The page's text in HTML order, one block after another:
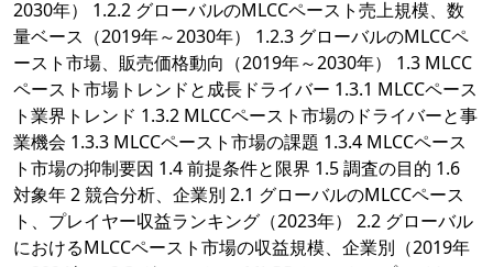
2030年） 1.2.2 グローバルのMLCCペースト売上規模、数
量ベース（2019年～2030年） 1.2.3 グローバルのMLCCペ
ースト市場、販売価格動向（2019年～2030年） 1.3 MLCC
ペースト市場トレンドと成長ドライバー 1.3.1 MLCCペース
ト業界トレンド 1.3.2 MLCCペースト市場のドライバーと事
業機会 1.3.3 MLCCペースト市場の課題 1.3.4 MLCCペース
ト市場の抑制要因 1.4 前提条件と限界 1.5 調査の目的 1.6
対象年 2 競合分析、企業別 2.1 グローバルのMLCCペース
ト、プレイヤー収益ランキング（2023年） 2.2 グローバル
におけるMLCCペースト市場の収益規模、企業別（2019年